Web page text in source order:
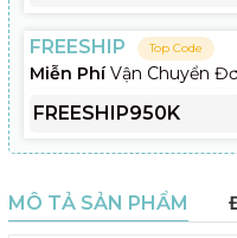
FREESHIP Top Code
Miễn PhíVận Chuyển
FREESHIP950K
MÔ TẢ SẢN PHẨM